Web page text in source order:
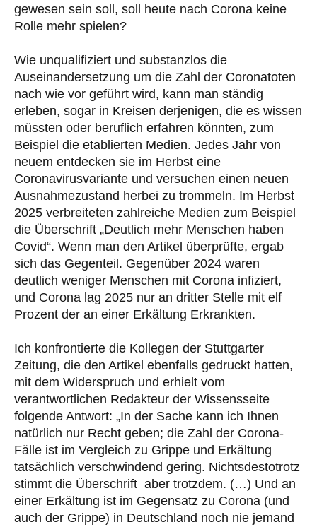
gewesen sein soll, soll heute nach Corona keine
Rolle mehr spielen?
Wie unqualifiziert und substanzlos die
Auseinandersetzung um die Zahl der Coronatoten
nach wie vor geführt wird, kann man ständig
erleben, sogar in Kreisen derjenigen, die es wissen
müssten oder beruflich erfahren könnten, zum
Beispiel die etablierten Medien. Jedes Jahr von
neuem entdecken sie im Herbst eine
Coronavirusvariante und versuchen einen neuen
Ausnahmezustand herbei zu trommeln. Im Herbst
2025 verbreiteten zahlreiche Medien zum Beispiel
die Überschrift „Deutlich mehr Menschen haben
Covid“. Wenn man den Artikel überprüfte, ergab
sich das Gegenteil. Gegenüber 2024 waren
deutlich weniger Menschen mit Corona infiziert,
und Corona lag 2025 nur an dritter Stelle mit elf
Prozent der an einer Erkältung Erkrankten.
Ich konfrontierte die Kollegen der Stuttgarter
Zeitung, die den Artikel ebenfalls gedruckt hatten,
mit dem Widerspruch und erhielt vom
verantwortlichen Redakteur der Wissensseite
folgende Antwort: „In der Sache kann ich Ihnen
natürlich nur Recht geben; die Zahl der Corona-
Fälle ist im Vergleich zu Grippe und Erkältung
tatsächlich verschwindend gering. Nichtsdestotrotz
stimmt die Überschrift aber trotzdem. (…) Und an
einer Erkältung ist im Gegensatz zu Corona (und
auch der Grippe) in Deutschland noch nie jemand